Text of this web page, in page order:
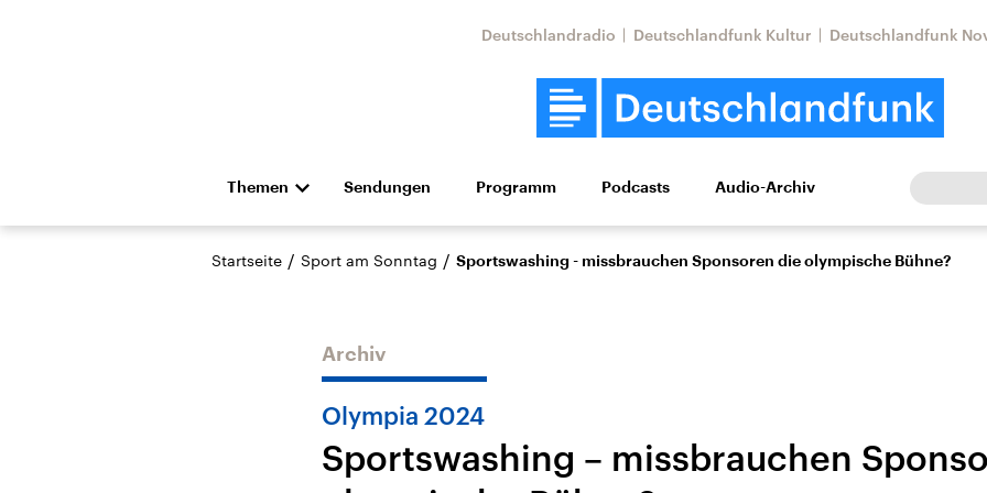
Deutschlandradio Deutschlandfunk Kultur Deutschlandfunk
Themen
Die Nachrichten Politik Wirtschaft Wissen Kultur Europa
Hörspiel und Feature Musik
Landtagswahl Sachsen-
USA
Aktuelle Beiträge,
Nahostkonflikt
Iran
Aktuelle Lage und
Sendungen Programm Podcasts Audio-Archiv
Startseite / Sport am Sonntag / Sportswashing - missbrauchen Sponsoren die olympische Bühne?
Archiv
Olympia 2024
Sportswashing – missbrauchen